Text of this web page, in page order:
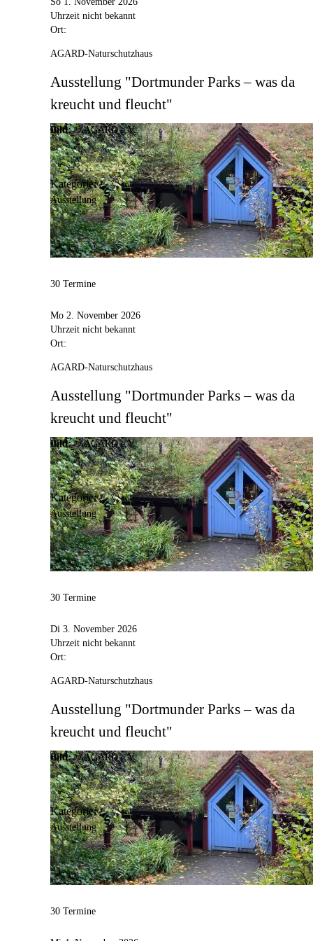
Uhrzeit nicht bekannt
Ort:
AGARD-Naturschutzhaus
Ausstellung "Dortmunder Parks – was da
kreucht und fleucht"
Bild: © AGARD e.V.
Kategorie:
Ausstellung
30 Termine
Mo 2. November 2026
Uhrzeit nicht bekannt
Ort:
AGARD-Naturschutzhaus
Ausstellung "Dortmunder Parks – was da
kreucht und fleucht"
Bild: © AGARD e.V.
Kategorie:
Ausstellung
30 Termine
Di 3. November 2026
Uhrzeit nicht bekannt
Ort:
AGARD-Naturschutzhaus
Ausstellung "Dortmunder Parks – was da
kreucht und fleucht"
Bild: © AGARD e.V.
Kategorie:
Ausstellung
30 Termine